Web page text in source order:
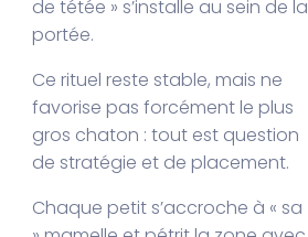
de tétée » s’installe au sein de la
portée.
Ce rituel reste stable, mais ne
favorise pas forcément le plus
gros chaton : tout est question
de stratégie et de placement.
Chaque petit s’accroche à « sa